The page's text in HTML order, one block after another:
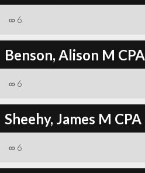
∞ 6
Benson, Alison M CPA
∞ 6
Sheehy, James M CPA
∞ 6